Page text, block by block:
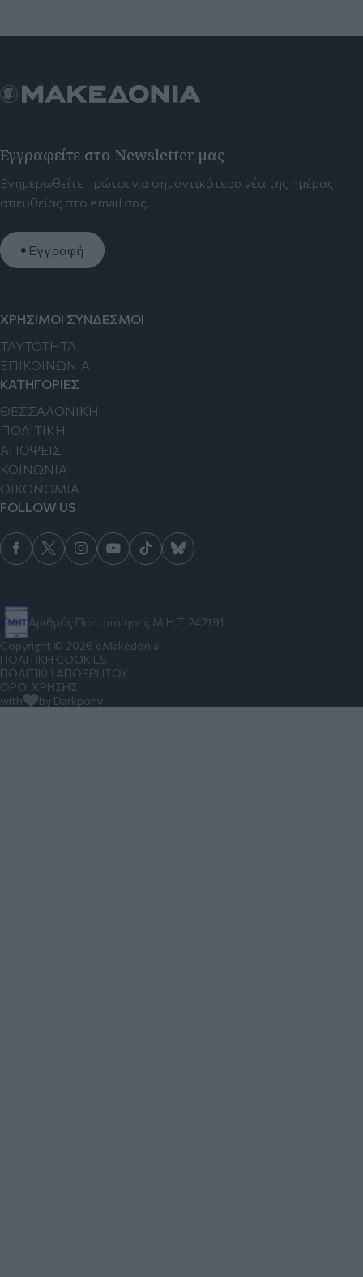
Εγγραφείτε στο Newsletter μας
Ενημερωθείτε πρώτοι για σημαντικότερα νέα της ημέρας
απευθείας στο email σας.
Εγγραφή
Αριθμός Πιστοποίησης Μ.Η.Τ.242191
ΧΡΗΣΙΜΟΙ ΣΥΝΔΕΣΜΟΙ
TAYTOTHTA
ΕΠΙΚΟΙΝΩΝΙΑ
ΚΑΤΗΓΟΡΙΕΣ
ΘΕΣΣΑΛΟΝΙΚΗ
ΠΟΛΙΤΙΚΗ
ΑΠΟΨΕΙΣ
ΚΟΙΝΩΝΙΑ
ΟΙΚΟΝΟΜΙΑ
FOLLOW US
Copyright © 2026 eMakedonia
ΠΟΛΙΤΙΚΗ COOKIES
ΠΟΛΙΤΙΚΗ ΑΠΟΡΡΗΤΟΥ
ΟΡΟΙ ΧΡΗΣΗΣ
with
by Darkpony